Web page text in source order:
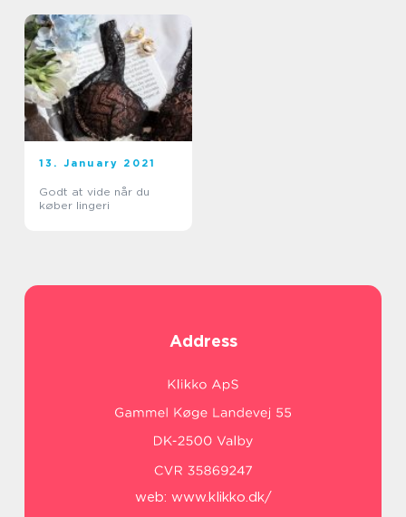
13. January 2021
Godt at vide når du
køber lingeri
Address
web: www.klikko.dk/